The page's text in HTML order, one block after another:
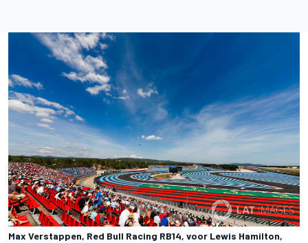
Max Verstappen, Red Bull Racing RB14, voor Lewis Hamilton,